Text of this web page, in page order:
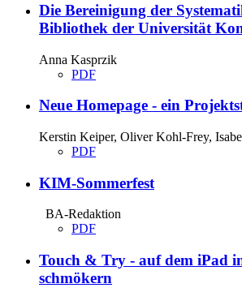
Die Bereinigung der
Bibliothek der Universität
Anna Kasprzik
PDF
Neue Homepage - ein
Kerstin Keiper, Oliver Kohl-Frey,
PDF
KIM-Sommerfest
BA-Redaktion
PDF
Touch & Try - auf dem iPad
schmökern